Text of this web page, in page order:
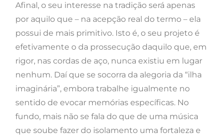
Afinal, o seu interesse na tradição será apenas
por aquilo que – na acepção real do termo – ela
possui de mais primitivo. Isto é, o seu projeto é
efetivamente o da prossecução daquilo que, em
rigor, nas cordas de aço, nunca existiu em lugar
nenhum. Daí que se socorra da alegoria da “ilha
imaginária”, embora trabalhe igualmente no
sentido de evocar memórias específicas. No
fundo, mais não se fala do que de uma música
que soube fazer do isolamento uma fortaleza e